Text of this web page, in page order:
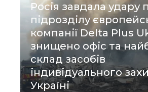
Росія завдала удару
підрозділу
компанії Delta Plus
знищено офіс та
склад засобів
індивідуального
Україні